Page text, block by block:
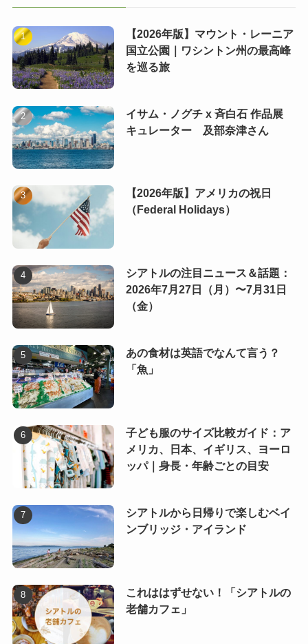
【2026年版】マウント・レーニア
国立公園｜ワシントン州の最高峰
を巡る旅
イサム・ノグチ x 斉白石 作品展
キュレーター 及部奈津さん
【2026年版】アメリカの祝日
（Federal Holidays）
シアトルの注目ニュース＆話題：
2026年7月27日（月）〜7月31日
（金）
あの食材は英語でなんて言う？
「魚」
子ども服のサイズ比較ガイド：ア
メリカ、日本、イギリス、ヨーロ
ッパ｜身長・年齢ごとの目安
シアトルから日帰りで楽しむベイ
ンブリッジ・アイランド
これははずせない！「シアトルの
老舗カフェ」